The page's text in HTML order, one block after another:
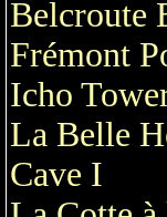
Belcroute
Frémont
Icho
La Belle
Cave I